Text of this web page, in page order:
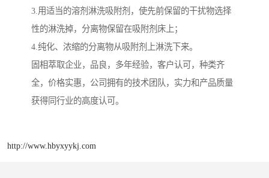
3.用适当的溶剂淋洗吸附剂，使先前保留的干扰物选择
性的淋洗掉，分离物保留在吸附剂床上；
4.纯化、浓缩的分离物从吸附剂上淋洗下来。
固相萃取企业，品良，多年经验，客户认可，种类齐
全，价格实惠，公司拥有的技术团队，实力和产品质量
获得同行业的高度认可。
http://www.hbyxyykj.com